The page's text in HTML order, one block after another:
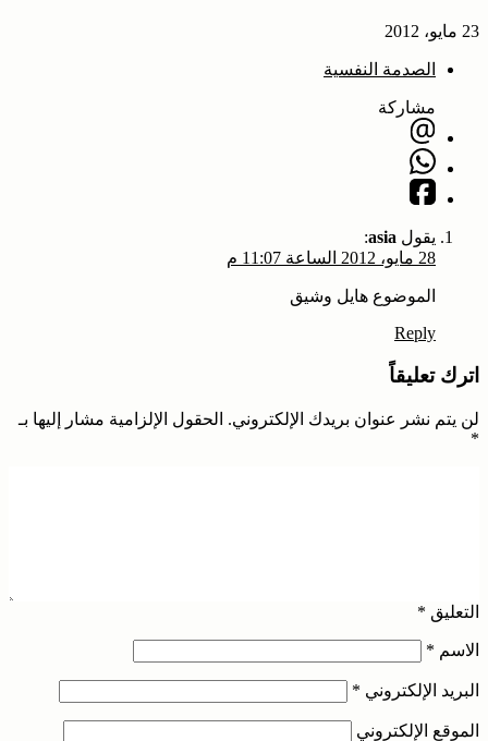
23 مايو، 2012
الصدمة النفسية
مشاركة
يقول asia
:
28 مايو، 2012 الساعة 11:07 م
الموضوع هايل وشيق
Reply
اترك تعليقاً
لن يتم نشر عنوان بريدك الإلكتروني. الحقول الإلزامية مشار إليها بـ
*
التعليق *
الاسم *
البريد الإلكتروني *
الموقع الإلكتروني